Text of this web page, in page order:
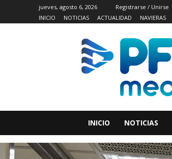
jueves, agosto 6, 2026
Registrarse / Unirse
INICIO
NOTICIAS ACTUALIDAD NAVIERAS
INICIO NOTICIAS